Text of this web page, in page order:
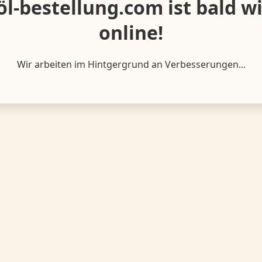
bestellung.com ist bald
online!
Wir arbeiten im Hintgergrund an Verbesserungen...